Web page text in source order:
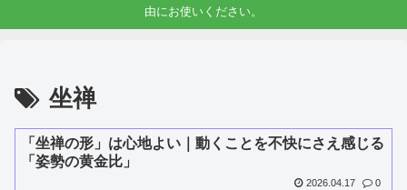
由にお使いください。
坐禅
「坐禅の形」は心地よい｜動くことを不快にさえ感じる
「姿勢の黄金比」
2026.04.17
0